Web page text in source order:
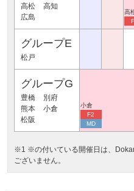
高松
高知
広島
高
グループE
松戸
グループG
豊橋
別府
熊本
小倉
松阪
小倉
F2
MD
※1 ※の付いている開催日は、
ございません。